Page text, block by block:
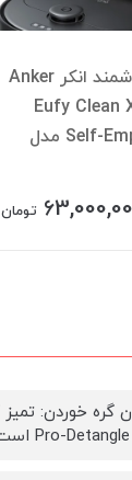
جاروبرقی هوشمند انکر Anker
Eufy Clean
Self-Empty Station مدل
تومان